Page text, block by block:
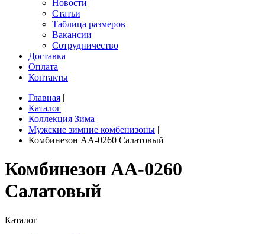
Новости
Статьи
Таблица размеров
Вакансии
Сотрудничество
Доставка
Оплата
Контакты
Главная |
Каталог |
Коллекция Зима |
Мужские зимние комбенизоны |
Комбинезон AA-0260 Салатовый
Комбинезон AA-0260
Салатовый
Каталог